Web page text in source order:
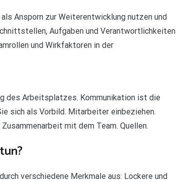
Ansporn zur Weiterentwicklung nutzen und
Aufgaben und Verantwortlichkeiten
und Wirkfaktoren in der
des Arbeitsplatzes. Kommunikation ist die
sich als Vorbild. Mitarbeiter einbeziehen.
mit dem Team. Quellen.
verschiedene Merkmale aus: Lockere und